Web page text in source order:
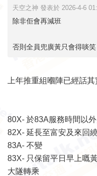
天空之神 發表於 2026-4-6
除非佢會再減班
否則全員兜廣黃只會得啖笑
上年推重組嗰陣已經話其
80X- 於83A服務時間以
82X- 延長至富安及來回
83A- 不變
83X- 只保留平日早上嘅
大隧轉乘